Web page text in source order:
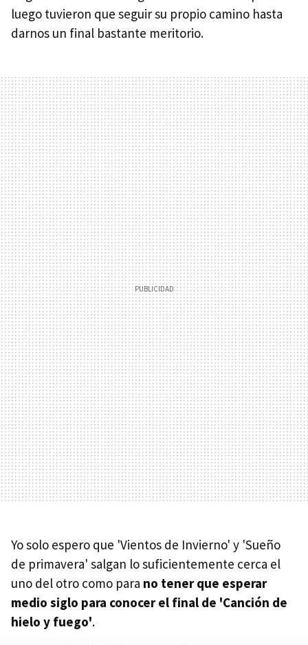
luego tuvieron que seguir su propio camino hasta
darnos un final bastante meritorio.
Yo solo espero que 'Vientos de Invierno' y 'Sueño
de primavera' salgan lo suficientemente cerca el
uno del otro como para no tener que esperar
medio siglo para conocer el final de 'Canción de
hielo y fuego'.